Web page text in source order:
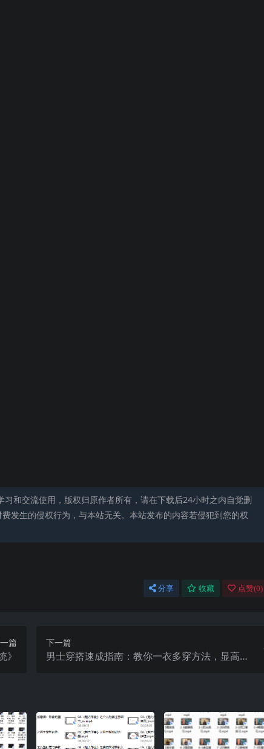
和交流使用，版权归原作者所有，请在下载后24小时之内自觉删
发生的侵权行为，与本站无关。本站发布的内容若侵犯到您的权
分享 收藏 点赞(0)
篇
》
下一篇
男士穿搭速成指南：教你一衣多穿方法，显高显